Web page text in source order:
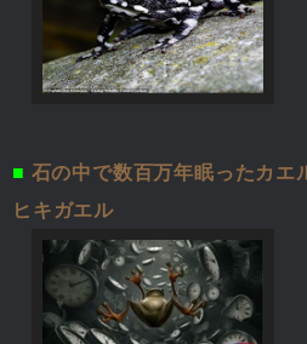
■ 石の中で数百万年眠ったカエ
ヒキガエル